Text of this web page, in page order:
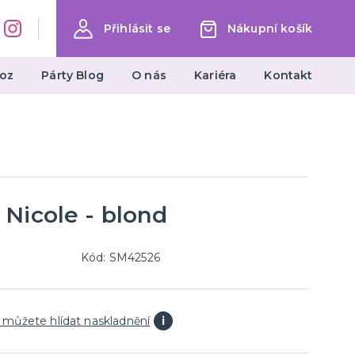
Přihlásit se Nákupní košík
Párty Blog O nás Kariéra Kontakt
- blond
Kód: SM42526
můžete hlídat naskladnění i